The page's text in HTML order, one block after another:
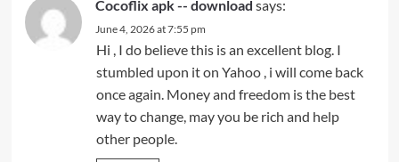
Cocoflix apk -- download says:
June 4, 2026 at 7:55 pm
Hi , I do believe this is an excellent blog. I
stumbled upon it on Yahoo , i will come back
once again. Money and freedom is the best
way to change, may you be rich and help
other people.